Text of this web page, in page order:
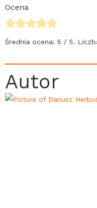
Ocena
Średnia ocena: 5 / 5.
Autor